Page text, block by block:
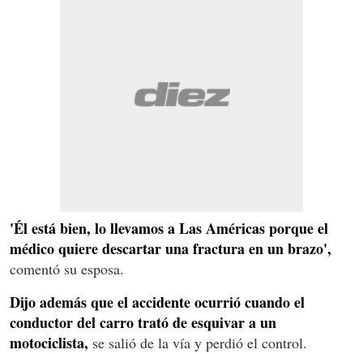
'Él está bien, lo llevamos a Las Américas porque el
médico quiere descartar una fractura en un brazo',
comentó su esposa.
Dijo además que el accidente ocurrió cuando el
conductor del carro trató de esquivar a un
motociclista, se salió de la vía y perdió el control.